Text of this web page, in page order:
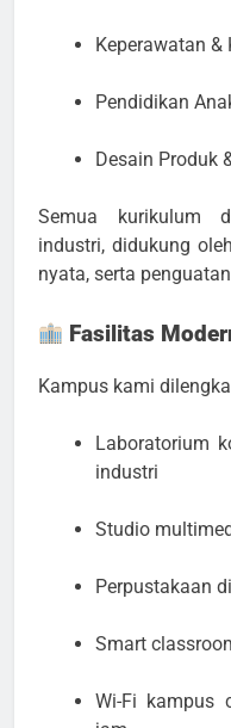
Keperawatan
Pendidikan
Desain Produk
Semua kurikulum
industri, didukung
nyata, serta
Fasilitas
Kampus kami
Laboratorium
industri
Studio
Perpustakaan
Smart
Wi-Fi kampus